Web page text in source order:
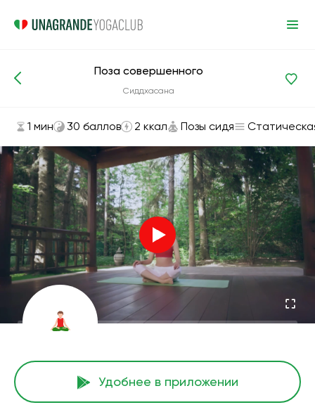
Асаны и упражнения
Поза совершенного
Сиддхасана
1 мин 30 баллов 2 ккал Позы сидя
Удобнее в приложении